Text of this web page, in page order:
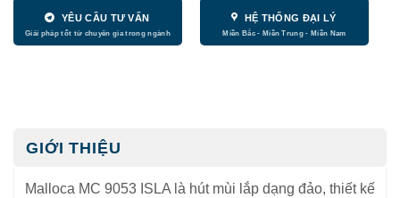
YÊU CẦU TƯ VẤN HỆ THỐNG ĐẠI LÝ
GIỚI THIỆU
Malloca MC 9053 ISLA là hút mùi lắp dạng đảo, thiết kế